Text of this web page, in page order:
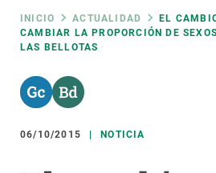
Ruta
de
navegación
INICIO ACTUALIDAD
EL
CAMBIAR LA PROPORCIÓN DE
LAS BELLOTAS
06/10/2015 NOTICIA
RRSS
Featured
responsive
Responsive